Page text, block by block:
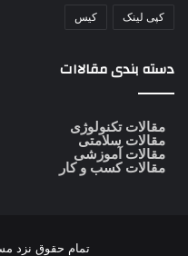
کپی لینک کیس
دسته بندی مقالاات
مقالات تکنولوژی
مقالات سلامتی
مقالات آموزشی
مقالات کسب و کار
تمام حقوق نزد